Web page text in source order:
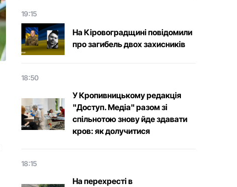
19:15
На Кіровоградщині повідомили
про загибель двох захисників
18:50
У Кропивницькому редакція
"Доступ. Медіа" разом зі
спільнотою знову йде здавати
кров: як долучитися
18:15
На перехресті в